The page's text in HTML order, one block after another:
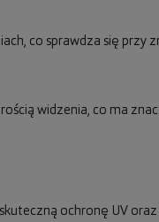
co sprawdza się przy
widzenia, co ma
ochronę UV